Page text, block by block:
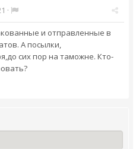
·
и отправленные в
А посылки,
сих пор на таможне. Кто-